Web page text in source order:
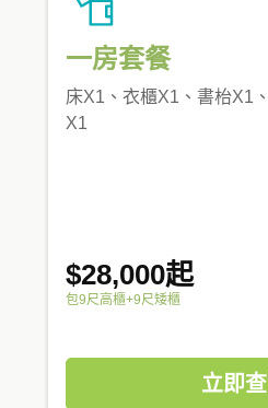
一房套餐
床X1、衣櫃X1、書枱X1
X1
$28,000起
包9尺高櫃+9尺矮櫃
立即